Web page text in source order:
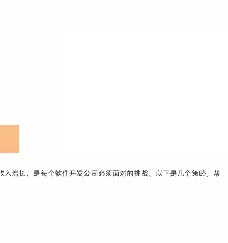
增长，是每个软件开发公司必须面对的挑战。以下是几个策略，帮